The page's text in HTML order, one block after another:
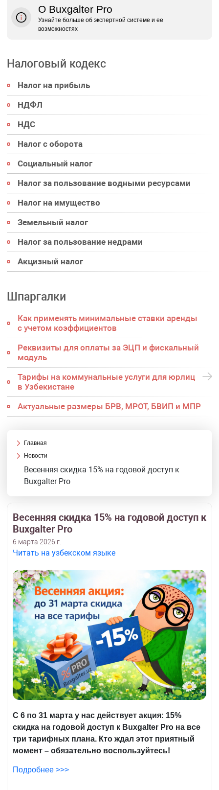
О Buxgalter Pro
Узнайте больше об экспертной системе и ее
возможностях
Налоговый кодекс
Налог на прибыль
НДФЛ
НДС
Налог с оборота
Социальный налог
Налог за пользование водными ресурсами
Налог на имущество
Земельный налог
Налог за пользование недрами
Акцизный налог
Шпаргалки
Как применять минимальные ставки аренды
с учетом коэффициентов
Реквизиты для оплаты за ЭЦП и фискальный
модуль
Тарифы на коммунальные услуги для юрлиц
в Узбекистане
Актуальные размеры БРВ, МРОТ, БВИП и МПР
Главная
Новости
Весенняя скидка 15% на годовой доступ к
Buxgalter Pro
Весенняя скидка 15% на годовой доступ к
Buxgalter Pro
6 марта 2026 г.
Читать на узбекском языке
С 6 по 31 марта у нас действует акция: 15%
скидка на годовой доступ к Buxgalter Pro на все
три тарифных плана. Кто ждал этот приятный
момент – обязательно воспользуйтесь!
Подробнее >>>